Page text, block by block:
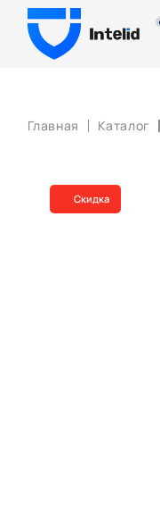
ЮРИСТЫ И
Главная Каталог
Скидка